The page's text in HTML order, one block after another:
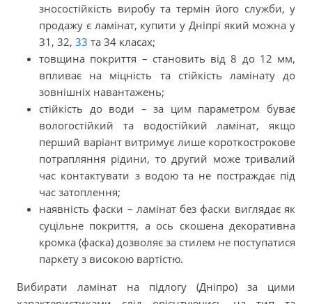
зносостійкість виробу та термін його служби, у
продажу є ламінат, купити у Дніпрі який можна у
31, 32, 33 та 34 класах;
товщина покриття – становить від 8 до 12 мм,
впливає на міцність та стійкість ламінату до
зовнішніх навантажень;
стійкість до води – за цим параметром буває
вологостійкий та водостійкий ламінат, якщо
перший варіант витримує лише короткострокове
потрапляння рідини, то другий може тривалий
час контактувати з водою та не постраждає під
час затоплення;
наявність фаски – ламінат без фаски виглядає як
суцільне покриття, а ось скошена декоративна
кромка (фаска) дозволяє за стилем не поступатися
паркету з високою вартістю.
Вибирати ламінат на підлогу (Дніпро) за цими